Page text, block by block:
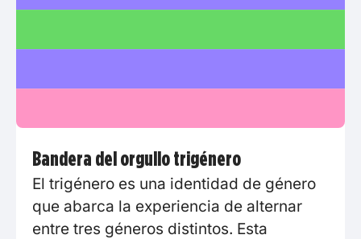
Bandera del orgullo trigénero
El trigénero es una identidad de género
que abarca la experiencia de alternar
entre tres géneros distintos. Esta